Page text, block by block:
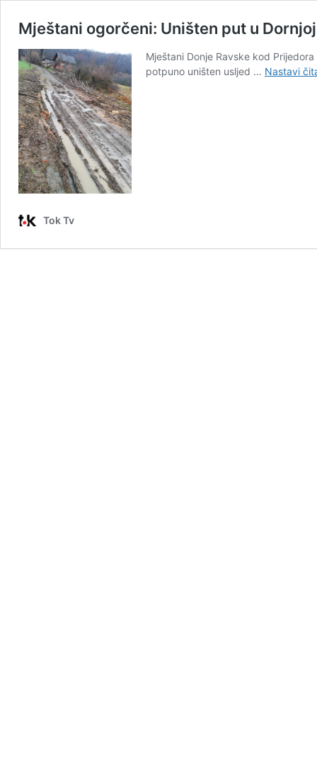
Mještani ogorčeni: Uništen put u
Mještani Donje Ravske kod
potpuno uništen usljed … Nastavi
Tok Tv